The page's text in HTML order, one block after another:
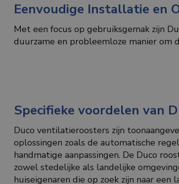
Eenvoudige Installatie en
Met een focus op gebruiksgemak zijn
duurzame en probleemloze manier
Specifieke voordelen van
Duco ventilatieroosters zijn
oplossingen zoals de automatische
handmatige aanpassingen. De Duco
zowel stedelijke als landelijke
huiseigenaren die op zoek zijn naar